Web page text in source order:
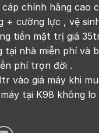
chính hãng cao
+ cường lực , vệ
tiền mặt trị giá
tại nhà miễn phí và
phí trọn đời .
vào giá máy khi
tại K98 không